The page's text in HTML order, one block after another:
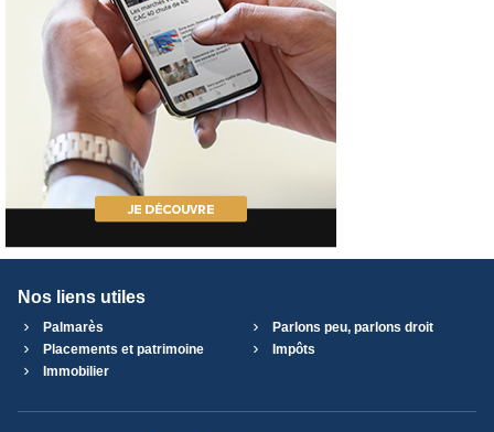
Nos liens utiles
Palmarès
Parlons peu, parlons droit
Placements et patrimoine
Impôts
Immobilier